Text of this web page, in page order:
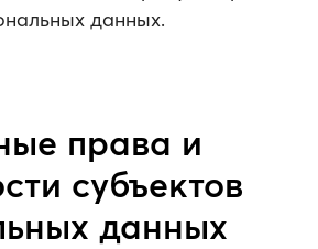
данных.
права и
субъектов
данных